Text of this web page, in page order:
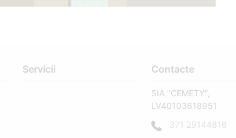
Servicii Contacte
SIA "CEMETY",
LV40103618951
371 29144816